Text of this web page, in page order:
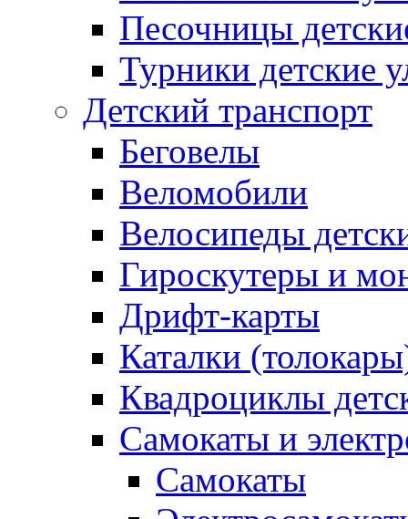
Песочницы
Турники детские
Детский транспорт
Беговелы
Веломобили
Велосипеды
Гироскутеры и
Дрифт-карты
Каталки
Квадроциклы
Самокаты и
Самокаты